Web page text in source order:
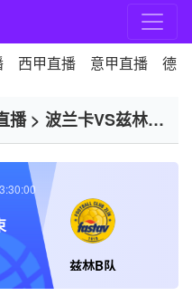
西甲直播 意甲直播 德
播> 波兰卡VS兹林B
兹林B队